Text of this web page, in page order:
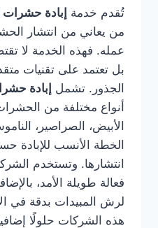
تُقدم خدمة إبادة حشرات
من يعاني من انتشار
عمله. فهذه الخدمة لا
بل تعتمد على تقنيات
الجذور. تشمل إبادة
أنواع مختلفة من
الأبيض، الصراصير،
الخطة الأنسب للإبادة
انتشارها. وتستخدم
فعالة طويلة الأمد،
لرش المبيدات بدقة في
هذه الشركات حلولًا